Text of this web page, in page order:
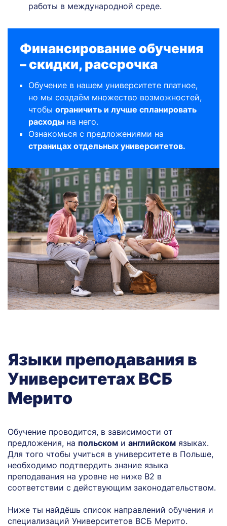
работы в международной среде.
Финансирование обучения
– скидки, рассрочка
Обучение в нашем университете платное,
но мы создаём множество возможностей,
чтобы ограничить и лучше спланировать
расходы на него.
Ознакомься с предложениями на
страницах отдельных университетов.
Языки преподавания в
Университетах ВСБ
Мерито
Обучение проводится, в зависимости от
предложения, на польском и английском языках.
Для того чтобы учиться в университете в Польше,
необходимо подтвердить знание языка
преподавания на уровне не ниже B2 в
соответствии с действующим законодательством.
Ниже ты найдёшь список направлений обучения и
специализаций Университетов ВСБ Мерито.